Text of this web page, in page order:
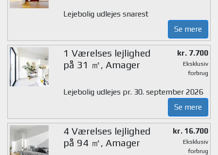
Lejebolig udlejes snarest
Se mere
1 Værelses lejlighed
på 31 ㎡, Amager
kr. 7.700
Eksklusiv
forbrug
Lejebolig udlejes pr. 30. september 2026
Se mere
4 Værelses lejlighed
på 94 ㎡, Amager
kr. 16.700
Eksklusiv
forbrug